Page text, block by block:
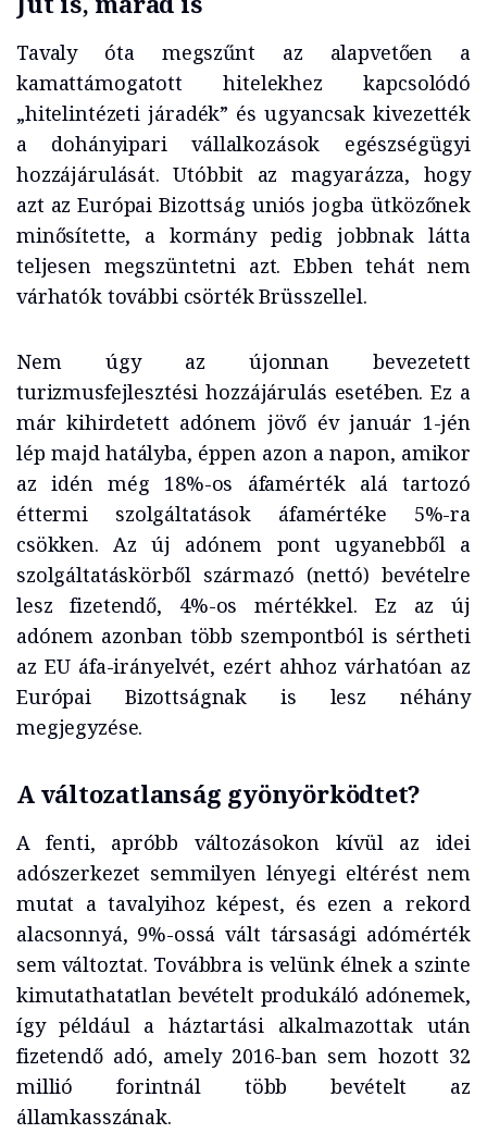
Tavaly óta megszűnt az alapvetően a
kamattámogatott hitelekhez kapcsolódó
„hitelintézeti járadék” és ugyancsak kivezették
a dohányipari vállalkozások egészségügyi
hozzájárulását. Utóbbit az magyarázza, hogy
azt az Európai Bizottság uniós jogba ütközőnek
minősítette, a kormány pedig jobbnak látta
teljesen megszüntetni azt. Ebben tehát nem
várhatók további csörték Brüsszellel.
Nem úgy az újonnan bevezetett
turizmusfejlesztési hozzájárulás esetében. Ez a
már kihirdetett adónem jövő év január 1-jén
lép majd hatályba, éppen azon a napon, amikor
az idén még 18%-os áfamérték alá tartozó
éttermi szolgáltatások áfamértéke 5%-ra
csökken. Az új adónem pont ugyanebből a
szolgáltatáskörből származó (nettó) bevételre
lesz fizetendő, 4%-os mértékkel. Ez az új
adónem azonban több szempontból is sértheti
az EU áfa-irányelvét, ezért ahhoz várhatóan az
Európai Bizottságnak is lesz néhány
megjegyzése.
A változatlanság gyönyörködtet?
A fenti, apróbb változásokon kívül az idei
adószerkezet semmilyen lényegi eltérést nem
mutat a tavalyihoz képest, és ezen a rekord
alacsonnyá, 9%-ossá vált társasági adómérték
sem változtat. Továbbra is velünk élnek a szinte
kimutathatatlan bevételt produkáló adónemek,
így például a háztartási alkalmazottak után
fizetendő adó, amely 2016-ban sem hozott 32
millió forintnál több bevételt az
államkasszának.